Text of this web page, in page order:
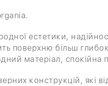
естетики,
поверхню більш
матеріал, спокійна
конструкцій, які